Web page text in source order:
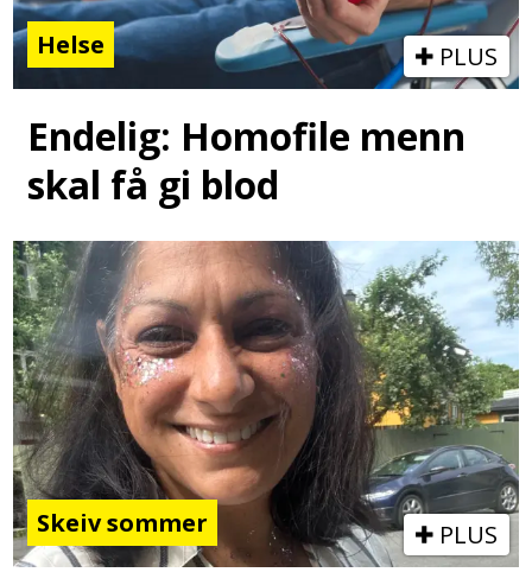
Helse PLUS
Endelig: Homofile menn
skal få gi blod
Skeiv sommer PLUS